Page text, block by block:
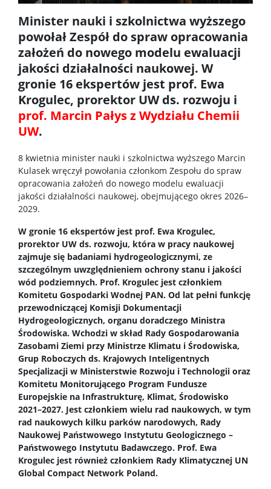
Archiwum
Studia doktoranckie
TRI-BIO-CHEM
RadFarm
Doktoraty wdrożeniowe
Struktura
Regulaminy/zasady
Procedura przewodu doktorskiego
Ubezpieczenie zdrowotne
Dokumenty do pobrania
Pracownicy
Intranet
Spis pracowników
Minister nauki i szkolnictwa wyższego
powołał Zespół do spraw opracowania
założeń do nowego modelu ewaluacji
jakości działalności naukowej. W
gronie 16 ekspertów jest prof. Ewa
Krogulec, prorektor UW ds. rozwoju i
prof. Marcin Pałys z Wydziału Chemii
UW.
8 kwietnia minister nauki i szkolnictwa wyższego Marcin
Kulasek wręczył powołania członkom Zespołu do spraw
opracowania założeń do nowego modelu ewaluacji
jakości działalności naukowej, obejmującego okres 2026–
2029.
W gronie 16 ekspertów jest prof. Ewa Krogulec,
prorektor UW ds. rozwoju, która w pracy naukowej
zajmuje się badaniami hydrogeologicznymi, ze
szczególnym uwzględnieniem ochrony stanu i jakości
wód podziemnych. Prof. Krogulec jest członkiem
Komitetu Gospodarki Wodnej PAN. Od lat pełni funkcję
przewodniczącej Komisji Dokumentacji
Hydrogeologicznych, organu doradczego Ministra
Środowiska. Wchodzi w skład Rady Gospodarowania
Zasobami Ziemi przy Ministrze Klimatu i Środowiska,
Grup Roboczych ds. Krajowych Inteligentnych
Specjalizacji w Ministerstwie Rozwoju i Technologii oraz
Komitetu Monitorującego Program Fundusze
Europejskie na Infrastrukturę, Klimat, Środowisko
2021–2027. Jest członkiem wielu rad naukowych, w tym
rad naukowych kilku parków narodowych, Rady
Naukowej Państwowego Instytutu Geologicznego –
Państwowego Instytutu Badawczego. Prof. Ewa
Krogulec jest również członkiem Rady Klimatycznej UN
Global Compact Network Poland.